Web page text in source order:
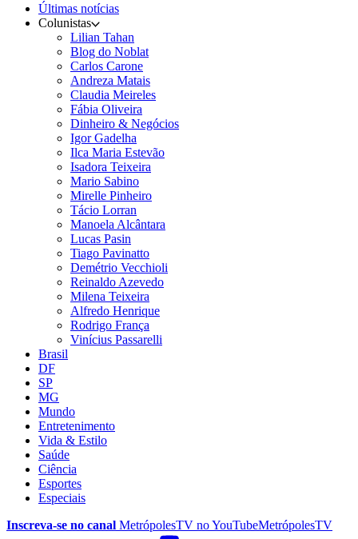
Últimas notícias
Colunistas
Lilian Tahan
Blog do Noblat
Carlos Carone
Andreza Matais
Claudia Meireles
Fábia Oliveira
Dinheiro & Negócios
Igor Gadelha
Ilca Maria Estevão
Isadora Teixeira
Mario Sabino
Mirelle Pinheiro
Tácio Lorran
Manoela Alcântara
Lucas Pasin
Tiago Pavinatto
Demétrio Vecchioli
Reinaldo Azevedo
Milena Teixeira
Alfredo Henrique
Rodrigo França
Vinícius Passarelli
Brasil
DF
SP
MG
Mundo
Entretenimento
Vida & Estilo
Saúde
Ciência
Esportes
Especiais
Inscreva-se no canal MetrópolesTV noYouTubeMetrópolesTV